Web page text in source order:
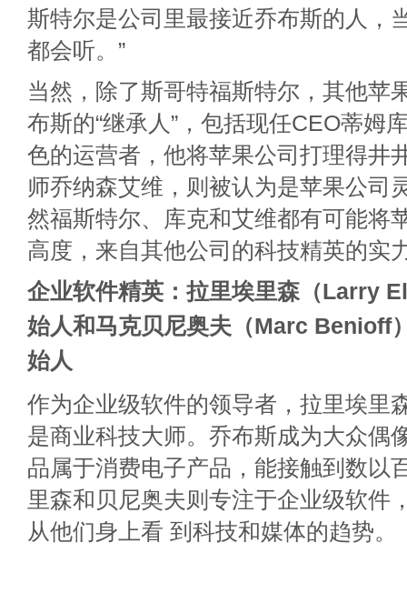
斯特尔是公司里最接近乔布斯的人，
都会听。”
当然，除了斯哥特福斯特尔，其他苹
布斯的“继承人”，包括现任CEO蒂姆
色的运营者，他将苹果公司打理得井
师乔纳森艾维，则被认为是苹果公司
然福斯特尔、库克和艾维都有可能将
高度，来自其他公司的科技精英的实
企业软件精英：拉里埃里森（Larry
始人和马克贝尼奥夫（Marc Benioff
始人
作为企业级软件的领导者，拉里埃里
是商业科技大师。乔布斯成为大众偶
品属于消费电子产品，能接触到数以
里森和贝尼奥夫则专注于企业级软件
从他们身上看 到科技和媒体的趋势。